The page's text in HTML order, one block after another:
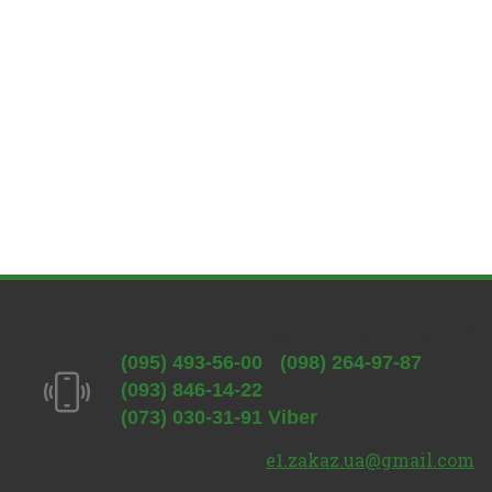
(095) 493-56-00
(098) 264-97-87
(093) 846-14-22
(073) 030-31-91 Viber
e1.zakaz.ua@gmail.com